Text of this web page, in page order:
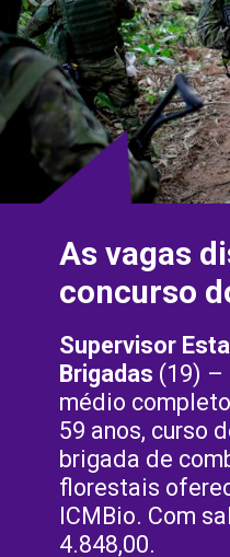
Supervisor
Brigadas (19) –
médio
59 anos, curso
brigada de
florestais
ICMBio. Com
4.848,00.
As vagas
concurso